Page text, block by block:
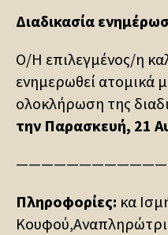
Διαδικασία
Ο/Η επιλεγμένος/η
ενημερωθεί ατομικά
ολοκλήρωση της
την Παρασκευή, 21
Πληροφορίες: κα